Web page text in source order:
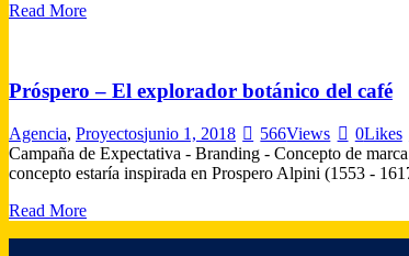
Read More
Próspero – El explorador botánico del café
Agencia, Proyectosjunio 1, 2018 566Views 0Likes
Campaña de Expectativa - Branding - Concepto de
concepto estaría inspirada en Prospero Alpini (1553 -
Read More